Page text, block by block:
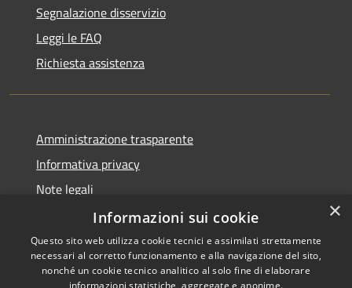
Segnalazione disservizio
Leggi le FAQ
Richiesta assistenza
Amministrazione trasparente
Informativa privacy
Note legali
Dichiarazione di accessibilità
×
Informazioni sui cookie
Questo sito web utilizza cookie tecnici e assimilati strettamente
necessari al corretto funzionamento e alla navigazione del sito,
nonché un cookie tecnico analitico al solo fine di elaborare
informazioni statistiche, aggregate e anonime.